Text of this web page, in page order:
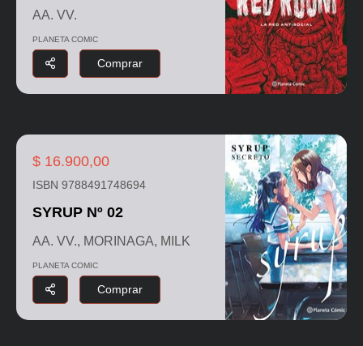
AA. VV.
PLANETA COMIC
Comprar
$ 16.900,00
ISBN 9788491748694
SYRUP Nº 02
AA. VV., MORINAGA, MILK
PLANETA COMIC
Comprar